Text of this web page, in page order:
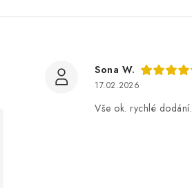
Sona W.
17.02.2026
Vše ok. rychlé dodání.